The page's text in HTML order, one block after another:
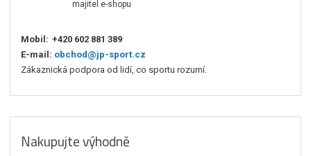
majitel e-shopu
Mobil: +420 602 881 389
E-mail: obchod@jp-sport.cz
Zákaznická podpora od lidí, co sportu rozumí.
Nakupujte výhodně